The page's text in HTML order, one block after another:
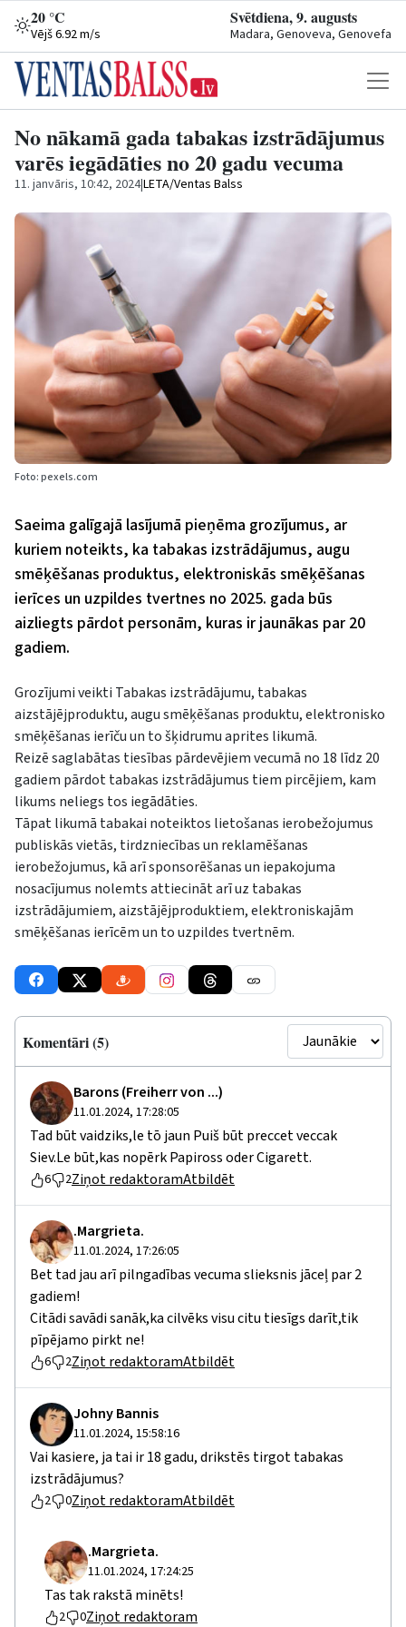
20 °C
Vējš 6.92 m/s
Svētdiena, 9. augusts
Madara, Genoveva, Genovefa
No nākamā gada tabakas izstrādājumus
varēs iegādāties no 20 gadu vecuma
11. janvāris, 10:42, 2024|LETA/Ventas Balss
Foto: pexels.com
Saeima galīgajā lasījumā pieņēma grozījumus, ar
kuriem noteikts, ka tabakas izstrādājumus, augu
smēķēšanas produktus, elektroniskās smēķēšanas
ierīces un uzpildes tvertnes no 2025. gada būs
aizliegts pārdot personām, kuras ir jaunākas par 20
gadiem.
Grozījumi veikti Tabakas izstrādājumu, tabakas
aizstājējproduktu, augu smēķēšanas produktu, elektronisko
smēķēšanas ierīču un to šķidrumu aprites likumā.
Reizē saglabātas tiesības pārdevējiem vecumā no 18 līdz 20
gadiem pārdot tabakas izstrādājumus tiem pircējiem, kam
likums neliegs tos iegādāties.
Tāpat likumā tabakai noteiktos lietošanas ierobežojumus
publiskās vietās, tirdzniecības un reklamēšanas
ierobežojumus, kā arī sponsorēšanas un iepakojuma
nosacījumus nolemts attiecināt arī uz tabakas
izstrādājumiem, aizstājējproduktiem, elektroniskajām
smēķēšanas ierīcēm un to uzpildes tvertnēm.
Komentāri (5)
Barons (Freiherr von ...)
11.01.2024, 17:28:05
Tad būt vaidziks,le tō jaun Puiš būt preccet veccak
Siev.Le būt,kas nopērk Papiross oder Cigarett.
6 2Ziņot redaktoramAtbildēt
.Margrieta.
11.01.2024, 17:26:05
Bet tad jau arī pilngadības vecuma slieksnis jāceļ par 2
gadiem!
Citādi savādi sanāk,ka cilvēks visu citu tiesīgs darīt,tik
pīpējamo pirkt ne!
6 2Ziņot redaktoramAtbildēt
Johny Bannis
11.01.2024, 15:58:16
Vai kasiere, ja tai ir 18 gadu, drikstēs tirgot tabakas
izstrādājumus?
2 0Ziņot redaktoramAtbildēt
.Margrieta.
11.01.2024, 17:24:25
Tas tak rakstā minēts!
2 0Ziņot redaktoram